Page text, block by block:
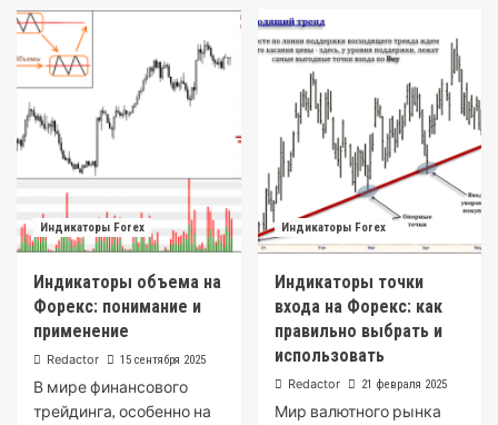
Индикаторы Forex
Индикаторы объема на
Форекс: понимание и
применение
Redactor 15 сентября 2025
В мире финансового
трейдинга, особенно на
Индикаторы Forex
Индикаторы точки
входа на Форекс: как
правильно выбрать и
использовать
Redactor 21 февраля 2025
Мир валютного рынка